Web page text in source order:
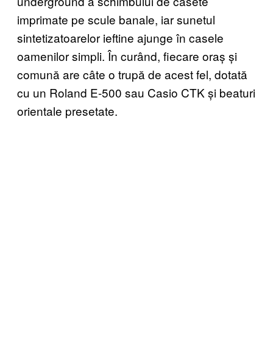
imprimate pe scule banale, iar sunetul
sintetizatoarelor ieftine ajunge în casele
oamenilor simpli. În curând, fiecare oraș și
comună are câte o trupă de acest fel, dotată
cu un Roland E-500 sau Casio CTK și beaturi
orientale presetate.